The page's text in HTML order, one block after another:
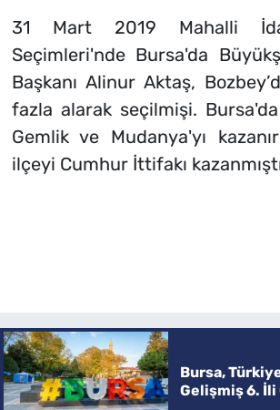
31 Mart 2019 Mahalli
Seçimleri'nde Bursa'da
Başkanı Alinur Aktaş,
fazla alarak seçilmişi.
Gemlik ve Mudanya'yı
ilçeyi Cumhur İttifakı
Bursa,
Gelişmiş 6. İli